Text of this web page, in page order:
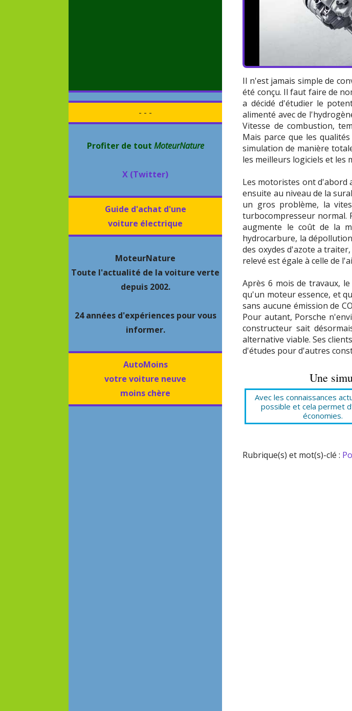
- - -
Profiter de tout MoteurNature
X (Twitter)
Guide d'achat d'une
voiture électrique
MoteurNature
Toute l'actualité de la voiture verte
depuis 2002.
24 années d'expériences pour vous
informer.
AutoMoins
votre voiture neuve
moins chère
Il n'est jamais simple de
été conçu. Il faut faire de
a décidé d'étudier le
alimenté avec de
Vitesse de combustion,
Mais parce que les
simulation de manière
les meilleurs logiciels et les
Les motoristes ont d'abord
ensuite au niveau de la
un gros problème, la
turbocompresseur normal.
augmente le coût de la
hydrocarbure, la
des oxydes d'azote a
relevé est égale à celle de
Après 6 mois de travaux,
qu'un moteur essence, et
sans aucune émission de
Pour autant, Porsche
constructeur sait
alternative viable. Ses
d'études pour d'autres
Une
Avec les connaissances
possible et cela permet
économies.
Rubrique(s) et mot(s)-clé :